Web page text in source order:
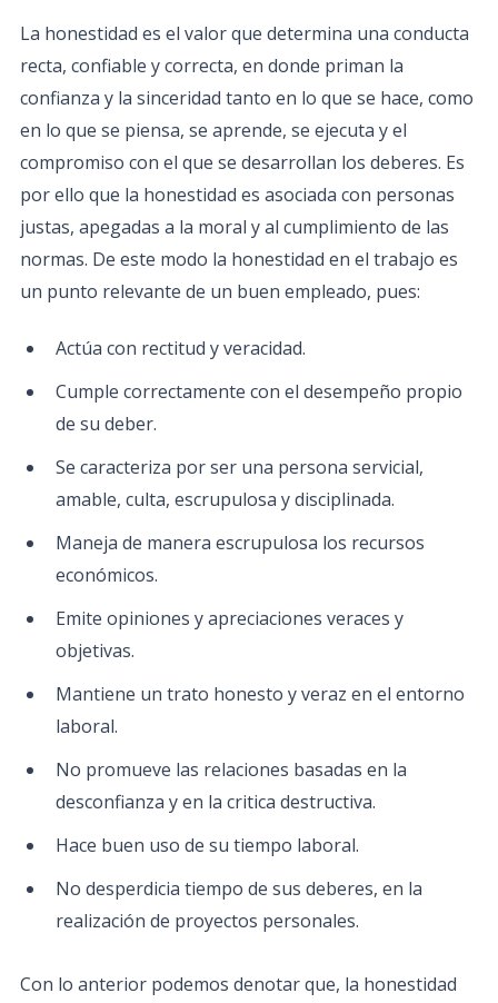
La honestidad es el valor que determina una conducta
recta, confiable y correcta, en donde priman la
confianza y la sinceridad tanto en lo que se hace, como
en lo que se piensa, se aprende, se ejecuta y el
compromiso con el que se desarrollan los deberes. Es
por ello que la honestidad es asociada con personas
justas, apegadas a la moral y al cumplimiento de las
normas. De este modo la honestidad en el trabajo es
un punto relevante de un buen empleado, pues:
Actúa con rectitud y veracidad.
Cumple correctamente con el desempeño propio
de su deber.
Se caracteriza por ser una persona servicial,
amable, culta, escrupulosa y disciplinada.
Maneja de manera escrupulosa los recursos
económicos.
Emite opiniones y apreciaciones veraces y
objetivas.
Mantiene un trato honesto y veraz en el entorno
laboral.
No promueve las relaciones basadas en la
desconfianza y en la critica destructiva.
Hace buen uso de su tiempo laboral.
No desperdicia tiempo de sus deberes, en la
realización de proyectos personales.
Con lo anterior podemos denotar que, la honestidad